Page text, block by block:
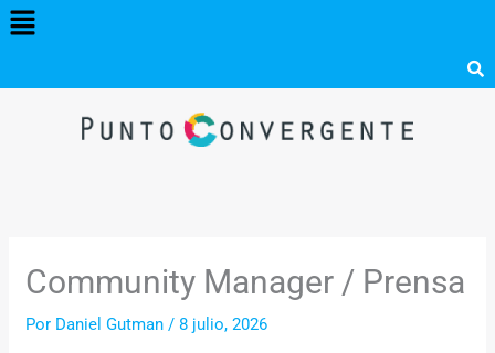
Menú
Community Manager / Prensa
Por Daniel Gutman/8 julio, 2026